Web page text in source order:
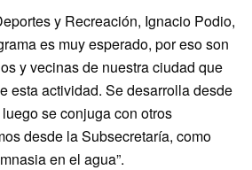
y Recreación, Ignacio Podio,
es muy esperado, por eso son
y vecinas de nuestra ciudad que
esta actividad. Se desarrolla desde
se conjuga con otros
desde la Subsecretaría, como
en el agua”.